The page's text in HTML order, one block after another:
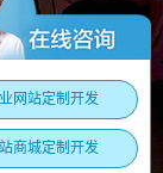
网站定制开发
商城定制开发